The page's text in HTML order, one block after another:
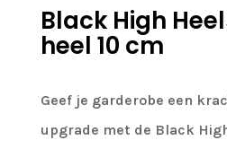
Black High
heel 10 cm
Geef je garderobe een
upgrade met de Black